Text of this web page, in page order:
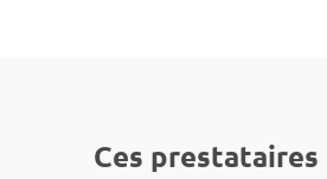
Ces